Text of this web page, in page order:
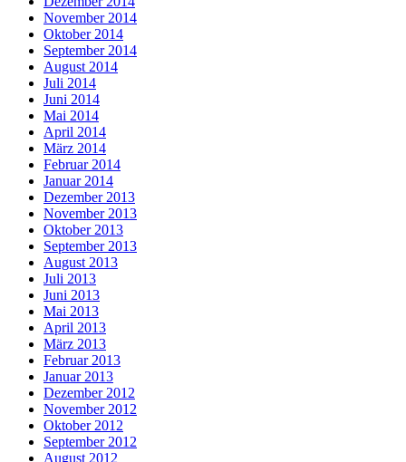
November 2014
Oktober 2014
September 2014
August 2014
Juli 2014
Juni 2014
Mai 2014
April 2014
März 2014
Februar 2014
Januar 2014
Dezember 2013
November 2013
Oktober 2013
September 2013
August 2013
Juli 2013
Juni 2013
Mai 2013
April 2013
März 2013
Februar 2013
Januar 2013
Dezember 2012
November 2012
Oktober 2012
September 2012
August 2012